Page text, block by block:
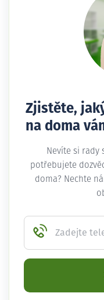
Zjistěte,
na doma
Nevíte si rady
potřebujete
doma? Nechte
Zadejte